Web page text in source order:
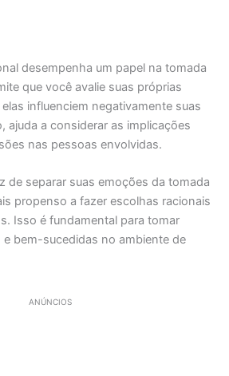
desempenha um papel na tomada
que você avalie suas próprias
influenciem negativamente suas
ajuda a considerar as implicações
nas pessoas envolvidas.
de separar suas emoções da tomada
propenso a fazer escolhas racionais
Isso é fundamental para tomar
bem-sucedidas no ambiente de
ANÚNCIOS